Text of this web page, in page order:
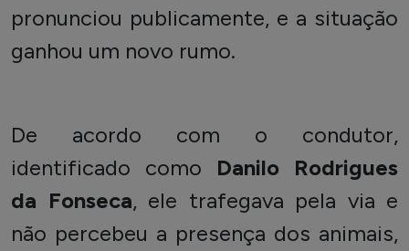
pronunciou publicamente, e a situação
ganhou um novo rumo.
De acordo com o condutor,
identificado como Danilo Rodrigues
da Fonseca, ele trafegava pela via e
não percebeu a presença dos animais,